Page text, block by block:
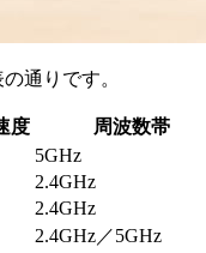
通りです。
度
周波数帯
5GHz
2.4GHz
2.4GHz
2.4GHz／5GHz